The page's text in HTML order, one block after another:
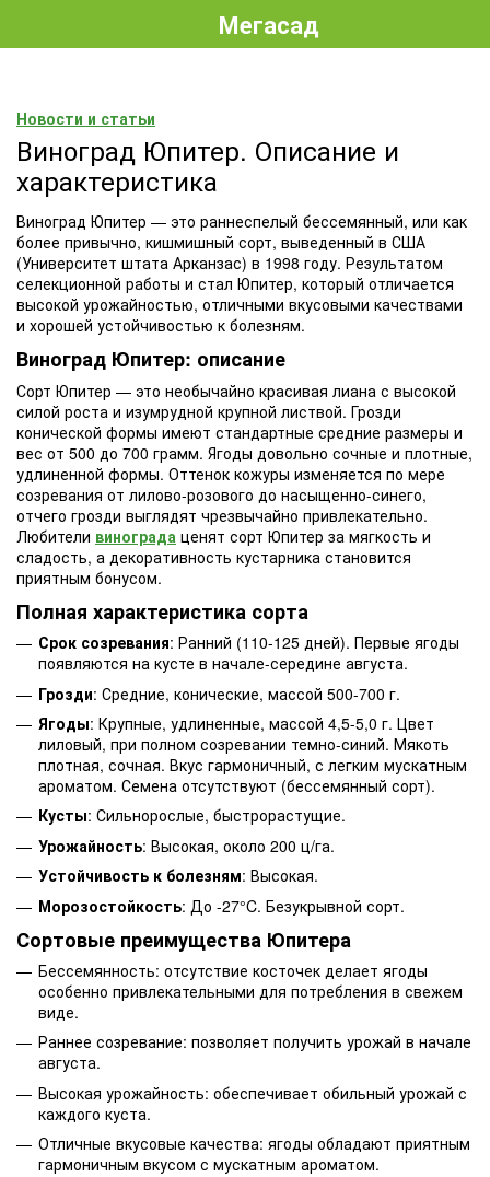
Мегасад
Новости и статьи
Виноград Юпитер. Описание и
характеристика
Виноград Юпитер — это раннеспелый бессемянный, или как
более привычно, кишмишный сорт, выведенный в США
(Университет штата Арканзас) в 1998 году. Результатом
селекционной работы и стал Юпитер, который отличается
высокой урожайностью, отличными вкусовыми качествами
и хорошей устойчивостью к болезням.
Виноград Юпитер: описание
Сорт Юпитер — это необычайно красивая лиана с высокой
силой роста и изумрудной крупной листвой. Грозди
конической формы имеют стандартные средние размеры и
вес от 500 до 700 грамм. Ягоды довольно сочные и плотные,
удлиненной формы. Оттенок кожуры изменяется по мере
созревания от лилово-розового до насыщенно-синего,
отчего грозди выглядят чрезвычайно привлекательно.
Любители винограда ценят сорт Юпитер за мягкость и
сладость, а декоративность кустарника становится
приятным бонусом.
Полная характеристика сорта
Срок созревания: Ранний (110-125 дней). Первые ягоды
появляются на кусте в начале-середине августа.
Грозди: Средние, конические, массой 500-700 г.
Ягоды: Крупные, удлиненные, массой 4,5-5,0 г. Цвет
лиловый, при полном созревании темно-синий. Мякоть
плотная, сочная. Вкус гармоничный, с легким мускатным
ароматом. Семена отсутствуют (бессемянный сорт).
Кусты: Сильнорослые, быстрорастущие.
Урожайность: Высокая, около 200 ц/га.
Устойчивость к болезням: Высокая.
Морозостойкость: До -27°C. Безукрывной сорт.
Сортовые преимущества Юпитера
Бессемянность: отсутствие косточек делает ягоды
особенно привлекательными для потребления в свежем
виде.
Раннее созревание: позволяет получить урожай в начале
августа.
Высокая урожайность: обеспечивает обильный урожай с
каждого куста.
Отличные вкусовые качества: ягоды обладают приятным
гармоничным вкусом с мускатным ароматом.